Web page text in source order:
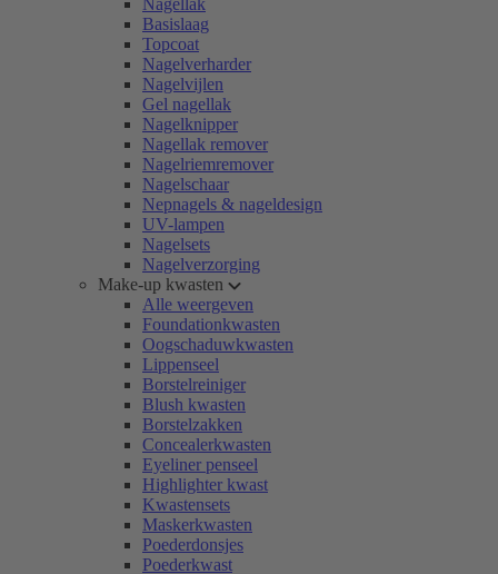
Nagellak
Basislaag
Topcoat
Nagelverharder
Nagelvijlen
Gel nagellak
Nagelknipper
Nagellak remover
Nagelriemremover
Nagelschaar
Nepnagels & nageldesign
UV-lampen
Nagelsets
Nagelverzorging
Make-up kwasten
Alle weergeven
Foundationkwasten
Oogschaduwkwasten
Lippenseel
Borstelreiniger
Blush kwasten
Borstelzakken
Concealerkwasten
Eyeliner penseel
Highlighter kwast
Kwastensets
Maskerkwasten
Poederdonsjes
Poederkwast